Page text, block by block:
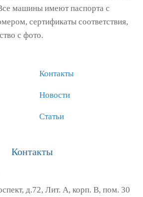
машины имеют паспорта с
сертификаты соответствия,
с фото.
Контакты
Новости
Статьи
Контакты
д.72, Лит. А, корп. В, пом. 30